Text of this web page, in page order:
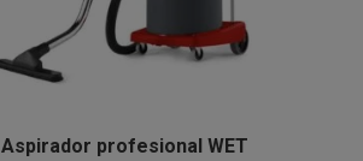
Aspirador profesional WET